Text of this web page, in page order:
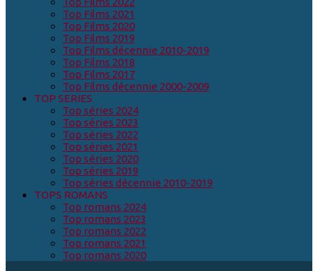
Top Films 2021
Top Films 2020
Top Films 2019
Top Films décennie 2010-2019
Top Films 2018
Top Films 2017
Top Films décennie 2000-2009
TOP SERIES
Top séries 2024
Top séries 2023
Top séries 2022
Top séries 2021
Top séries 2020
Top séries 2019
Top séries décennie 2010-2019
TOPS ROMANS
Top romans 2024
Top romans 2023
Top romans 2022
Top romans 2021
Top romans 2020